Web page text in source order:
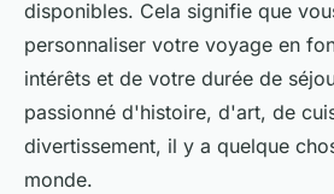
disponibles. Cela signifie que
personnaliser votre voyage en
intérêts et de votre durée de
passionné d'histoire, d'art, de
divertissement, il y a quelque
monde.